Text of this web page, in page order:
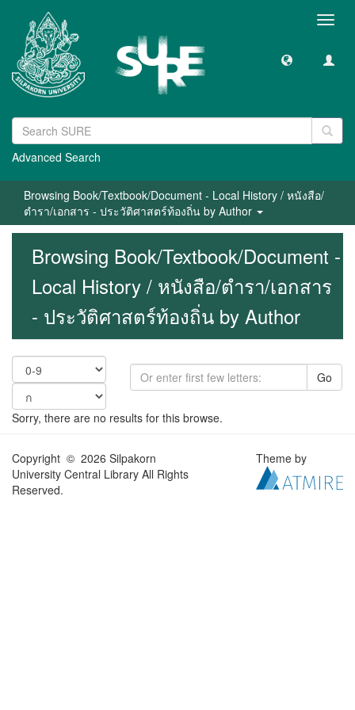
Advanced Search
Browsing Book/Textbook/Document - Local History / หนังสือ/
ตำรา/เอกสาร - ประวัติศาสตร์ท้องถิ่น by Author
Browsing Book/Textbook/Document -
Local History / หนังสือ/ตำรา/เอกสาร
- ประวัติศาสตร์ท้องถิ่น by Author
Go
Sorry, there are no results for this browse.
Copyright © 2026 Silpakorn
University Central Library All Rights
Reserved.
Theme by